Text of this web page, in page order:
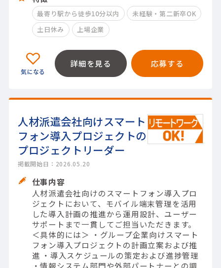
最寄り駅から徒歩10分以内
未経験・第二新卒OK
土日休み
上場企業
詳細を見る 応募する
人材派遣会社向けスマート
フォン導入プロジェクトの
プロジェクトリーダー
掲載開始日：2026.05.20
仕事内容
人材派遣会社向けのスマートフォン導入プロ
ジェクトにおいて、モバイル端末管理を活用
した導入計画の推進から運用設計、ユーザー
サポートまで一貫してご担当いただきます。
＜具体的には＞ ・グループ企業向けスマート
フォン導入プロジェクトの計画立案および推
進 ・導入スケジュールの策定および進捗管理
・情報システム部門や外部パートナーとの調